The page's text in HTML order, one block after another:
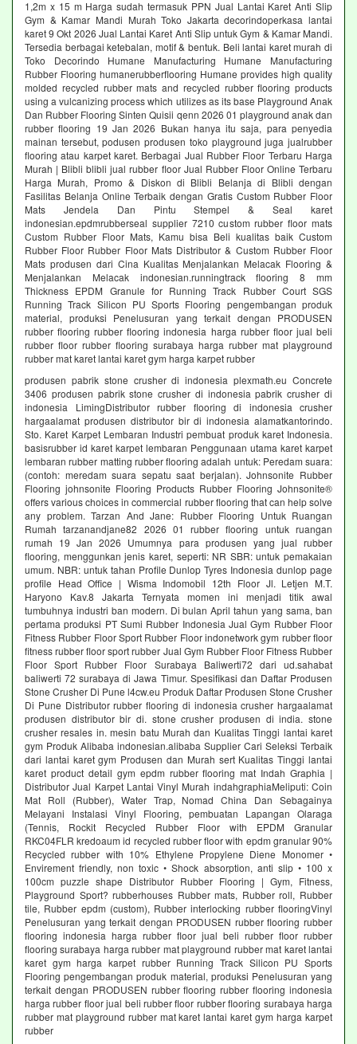
1,2m x 15 m Harga sudah termasuk PPN Jual Lantai Karet Anti Slip
Gym & Kamar Mandi Murah Toko Jakarta decorindoperkasa lantai
karet 9 Okt 2026 Jual Lantai Karet Anti Slip untuk Gym & Kamar Mandi.
Tersedia berbagai ketebalan, motif & bentuk. Beli lantai karet murah di
Toko Decorindo Humane Manufacturing Humane Manufacturing
Rubber Flooring humanerubberflooring Humane provides high quality
molded recycled rubber mats and recycled rubber flooring products
using a vulcanizing process which utilizes as its base Playground Anak
Dan Rubber Flooring Sinten Quisii qenn 2026 01 playground anak dan
rubber flooring 19 Jan 2026 Bukan hanya itu saja, para penyedia
mainan tersebut, podusen produsen toko playground juga jualrubber
flooring atau karpet karet. Berbagai Jual Rubber Floor Terbaru Harga
Murah | Blibli blibli jual rubber floor Jual Rubber Floor Online Terbaru
Harga Murah, Promo & Diskon di Blibli Belanja di Blibli dengan
Fasilitas Belanja Online Terbaik dengan Gratis Custom Rubber Floor
Mats Jendela Dan Pintu Stempel & Seal karet
indonesian.epdmrubberseal supplier 7210 custom rubber floor mats
Custom Rubber Floor Mats, Kamu bisa Beli kualitas baik Custom
Rubber Floor Rubber Floor Mats Distributor & Custom Rubber Floor
Mats produsen dari Cina Kualitas Menjalankan Melacak Flooring &
Menjalankan Melacak indonesian.runningtrack flooring 8 mm
Thickness EPDM Granule for Running Track Rubber Court SGS
Running Track Silicon PU Sports Flooring pengembangan produk
material, produksi Penelusuran yang terkait dengan PRODUSEN
rubber flooring rubber flooring indonesia harga rubber floor jual beli
rubber floor rubber flooring surabaya harga rubber mat playground
rubber mat karet lantai karet gym harga karpet rubber
produsen pabrik stone crusher di indonesia plexmath.eu Concrete
3406 produsen pabrik stone crusher di indonesia pabrik crusher di
indonesia LimingDistributor rubber flooring di indonesia crusher
hargaalamat produsen distributor bir di indonesia alamatkantorindo.
Sto. Karet Karpet Lembaran Industri pembuat produk karet Indonesia.
basisrubber id karet karpet lembaran Penggunaan utama karet karpet
lembaran rubber matting rubber flooring adalah untuk: Peredam suara:
(contoh: meredam suara sepatu saat berjalan). Johnsonite Rubber
Flooring johnsonite Flooring Products Rubber Flooring Johnsonite®
offers various choices in commercial rubber flooring that can help solve
any problem. Tarzan And Jane: Rubber Flooring Untuk Ruangan
Rumah tarzanandjane82 2026 01 rubber flooring untuk ruangan
rumah 19 Jan 2026 Umumnya para produsen yang jual rubber
flooring, menggunkan jenis karet, seperti: NR SBR: untuk pemakaian
umum. NBR: untuk tahan Profile Dunlop Tyres Indonesia dunlop page
profile Head Office | Wisma Indomobil 12th Floor Jl. Letjen M.T.
Haryono Kav.8 Jakarta Ternyata momen ini menjadi titik awal
tumbuhnya industri ban modern. Di bulan April tahun yang sama, ban
pertama produksi PT Sumi Rubber Indonesia Jual Gym Rubber Floor
Fitness Rubber Floor Sport Rubber Floor indonetwork gym rubber floor
fitness rubber floor sport rubber Jual Gym Rubber Floor Fitness Rubber
Floor Sport Rubber Floor Surabaya Baliwerti72 dari ud.sahabat
baliwerti 72 surabaya di Jawa Timur. Spesifikasi dan Daftar Produsen
Stone Crusher Di Pune l4cw.eu Produk Daftar Produsen Stone Crusher
Di Pune Distributor rubber flooring di indonesia crusher hargaalamat
produsen distributor bir di. stone crusher produsen di india. stone
crusher resales in. mesin batu Murah dan Kualitas Tinggi lantai karet
gym Produk Alibaba indonesian.alibaba Supplier Cari Seleksi Terbaik
dari lantai karet gym Produsen dan Murah sert Kualitas Tinggi lantai
karet product detail gym epdm rubber flooring mat Indah Graphia |
Distributor Jual Karpet Lantai Vinyl Murah indahgraphiaMeliputi: Coin
Mat Roll (Rubber), Water Trap, Nomad China Dan Sebagainya
Melayani Instalasi Vinyl Flooring, pembuatan Lapangan Olaraga
(Tennis, Rockit Recycled Rubber Floor with EPDM Granular
RKC04FLR kredoaum id recycled rubber floor with epdm granular 90%
Recycled rubber with 10% Ethylene Propylene Diene Monomer •
Envirement friendly, non toxic • Shock absorption, anti slip • 100 x
100cm puzzle shape Distributor Rubber Flooring | Gym, Fitness,
Playground Sport? rubberhouses Rubber mats, Rubber roll, Rubber
tile, Rubber epdm (custom), Rubber interlocking rubber flooringVinyl
Penelusuran yang terkait dengan PRODUSEN rubber flooring rubber
flooring indonesia harga rubber floor jual beli rubber floor rubber
flooring surabaya harga rubber mat playground rubber mat karet lantai
karet gym harga karpet rubber Running Track Silicon PU Sports
Flooring pengembangan produk material, produksi Penelusuran yang
terkait dengan PRODUSEN rubber flooring rubber flooring indonesia
harga rubber floor jual beli rubber floor rubber flooring surabaya harga
rubber mat playground rubber mat karet lantai karet gym harga karpet
rubber